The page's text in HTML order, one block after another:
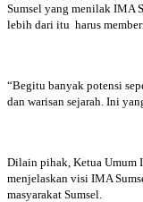
Sumsel yang menilak IMA
lebih dari itu harus
“Begitu banyak potensi
dan warisan sejarah. Ini
Dilain pihak, Ketua Umum
menjelaskan visi IMA
masyarakat Sumsel.